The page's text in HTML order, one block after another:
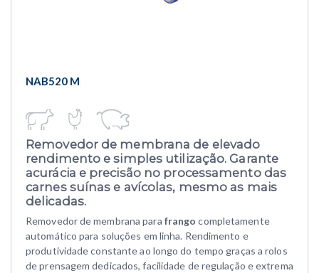
NAB520 M
Removedor de membranade elevado
rendimento e simples utilização. Garante
acurácia e precisão no processamento das
carnes suínas e avícolas, mesmo as mais
delicadas.
Removedor de membrana para frango completamente
automático para soluções em linha. Rendimento e
produtividade constante ao longo do tempo graças a rolos
de prensagem dedicados, facilidade de regulação e extrema